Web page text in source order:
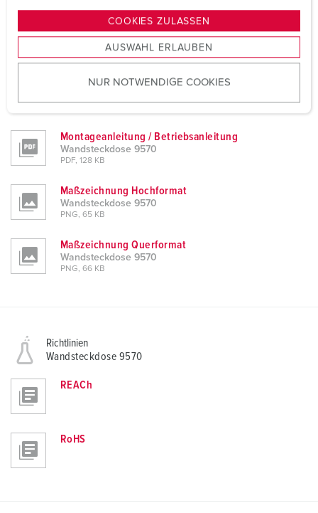
s
u
w
COOKIES ZULASSEN
AUSWAHL ERLAUBEN
NUR NOTWENDIGE COOKIES
CAD-Daten STP
Wandsteckdose 9570
CAD-Daten 3D-DWG
Montageanleitung / Betriebsanleitung
Wandsteckdose 9570
PDF, 128 KB
Maßzeichnung Hochformat
Wandsteckdose 9570
PNG, 65 KB
Maßzeichnung Querformat
Wandsteckdose 9570
PNG, 66 KB
Richtlinien
Wandsteckdose 9570
REACh
RoHS